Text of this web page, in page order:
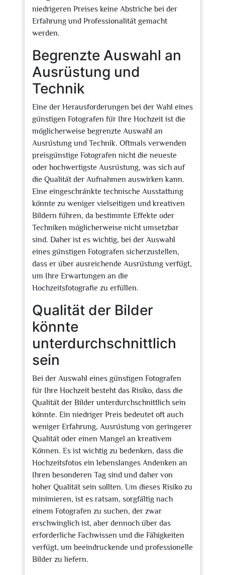
niedrigeren Preises keine Abstriche bei der
Erfahrung und Professionalität gemacht
werden.
Begrenzte Auswahl an
Ausrüstung und
Technik
Eine der Herausforderungen bei der Wahl eines
günstigen Fotografen für Ihre Hochzeit ist die
möglicherweise begrenzte Auswahl an
Ausrüstung und Technik. Oftmals verwenden
preisgünstige Fotografen nicht die neueste
oder hochwertigste Ausrüstung, was sich auf
die Qualität der Aufnahmen auswirken kann.
Eine eingeschränkte technische Ausstattung
könnte zu weniger vielseitigen und kreativen
Bildern führen, da bestimmte Effekte oder
Techniken möglicherweise nicht umsetzbar
sind. Daher ist es wichtig, bei der Auswahl
eines günstigen Fotografen sicherzustellen,
dass er über ausreichende Ausrüstung verfügt,
um Ihre Erwartungen an die
Hochzeitsfotografie zu erfüllen.
Qualität der Bilder
könnte
unterdurchschnittlich
sein
Bei der Auswahl eines günstigen Fotografen
für Ihre Hochzeit besteht das Risiko, dass die
Qualität der Bilder unterdurchschnittlich sein
könnte. Ein niedriger Preis bedeutet oft auch
weniger Erfahrung, Ausrüstung von geringerer
Qualität oder einen Mangel an kreativem
Können. Es ist wichtig zu bedenken, dass die
Hochzeitsfotos ein lebenslanges Andenken an
Ihren besonderen Tag sind und daher von
hoher Qualität sein sollten. Um dieses Risiko zu
minimieren, ist es ratsam, sorgfältig nach
einem Fotografen zu suchen, der zwar
erschwinglich ist, aber dennoch über das
erforderliche Fachwissen und die Fähigkeiten
verfügt, um beeindruckende und professionelle
Bilder zu liefern.